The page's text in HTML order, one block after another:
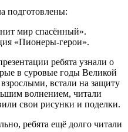
подготовлены:
мир спасённый».
«Пионеры-герои».
ребята узнали о
в суровые годы Великой
встали на защиту
волнением, читали
свои рисунки и поделки.
ребята ещё долго читали